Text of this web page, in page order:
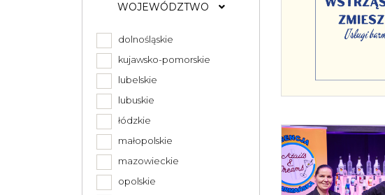
WOJEWÓDZTWO
dolnośląskie
kujawsko-pomorskie
lubelskie
lubuskie
łódzkie
małopolskie
mazowieckie
opolskie